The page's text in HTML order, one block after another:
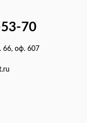
70
66, оф. 607